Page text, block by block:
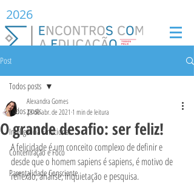
2026
Post
Todos posts
Inteligência Emocional
Concentração e Foco
Parentalidade Consciente
Todos posts
O grande desafio: ser feliz!
Alexandra Gomes
23 de abr. de 2021 1 min de leitura
A felicidade é um conceito complexo de definir e
desde que o homem sapiens é sapiens, é motivo de
reflexão, análise, inquietação e pesquisa.